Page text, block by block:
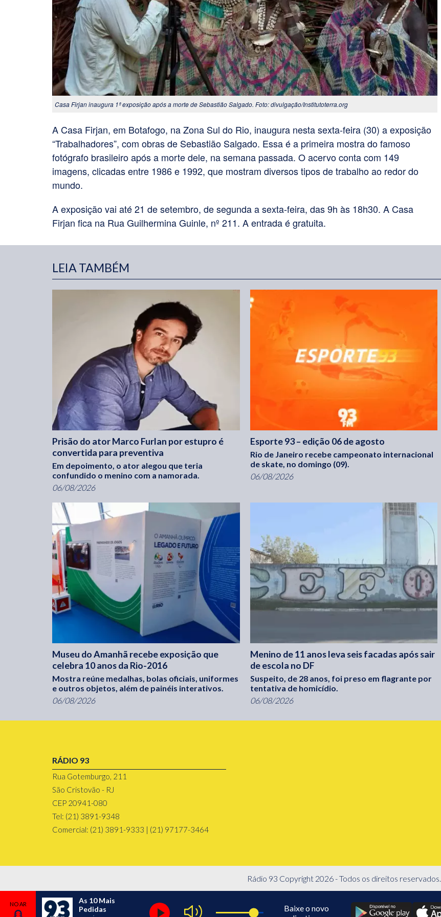
Casa Firjan inaugura 1ª exposição após a morte de Sebastião Salgado. Foto: divulgação/Institutoterra.org
A Casa Firjan, em Botafogo, na Zona Sul do Rio, inaugura nesta sexta-feira (30) a exposição
“Trabalhadores”, com obras de Sebastião Salgado. Essa é a primeira mostra do famoso
fotógrafo brasileiro após a morte dele, na semana passada. O acervo conta com 149
imagens, clicadas entre 1986 e 1992, que mostram diversos tipos de trabalho ao redor do
mundo.
A exposição vai até 21 de setembro, de segunda a sexta-feira, das 9h às 18h30. A Casa
Firjan fica na Rua Guilhermina Guinle, nº 211. A entrada é gratuita.
LEIA TAMBÉM
Prisão do ator Marco Furlan por estupro é
convertida para preventiva
Em depoimento, o ator alegou que teria
confundido o menino com a namorada.
06/08/2026
Esporte 93 – edição 06 de agosto
Rio de Janeiro recebe campeonato internacional
de skate, no domingo (09).
06/08/2026
Museu do Amanhã recebe exposição que
celebra 10 anos da Rio-2016
Mostra reúne medalhas, bolas oficiais, uniformes
e outros objetos, além de painéis interativos.
06/08/2026
Menino de 11 anos leva seis facadas após sair
de escola no DF
Suspeito, de 28 anos, foi preso em flagrante por
tentativa de homicídio.
06/08/2026
RÁDIO 93
Rua Gotemburgo, 211
São Cristovão - RJ
CEP 20941-080
Tel: (21) 3891-9348
Comercial: (21) 3891-9333 | (21) 97177-3464
Rádio 93 Copyright 2026 - Todos os direitos reservados.
As 10 Mais
Pedidas
Baixe o novo